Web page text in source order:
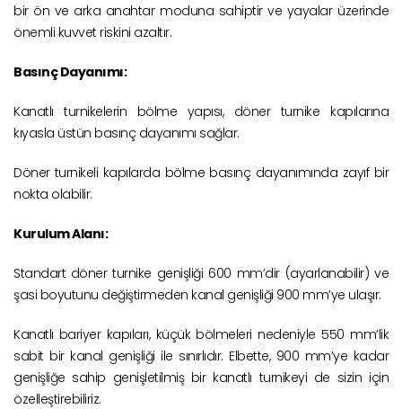
bir ön ve arka anahtar moduna sahiptir ve yayalar üzerinde
önemli kuvvet riskini azaltır.
Basınç Dayanımı:
Kanatlı turnikelerin bölme yapısı, döner turnike kapılarına
kıyasla üstün basınç dayanımı sağlar.
Döner turnikeli kapılarda bölme basınç dayanımında zayıf bir
nokta olabilir.
Kurulum Alanı:
Standart döner turnike genişliği 600 mm’dir (ayarlanabilir) ve
şasi boyutunu değiştirmeden kanal genişliği 900 mm’ye ulaşır.
Kanatlı bariyer kapıları, küçük bölmeleri nedeniyle 550 mm’lik
sabit bir kanal genişliği ile sınırlıdır. Elbette, 900 mm’ye kadar
genişliğe sahip genişletilmiş bir kanatlı turnikeyi de sizin için
özelleştirebiliriz.